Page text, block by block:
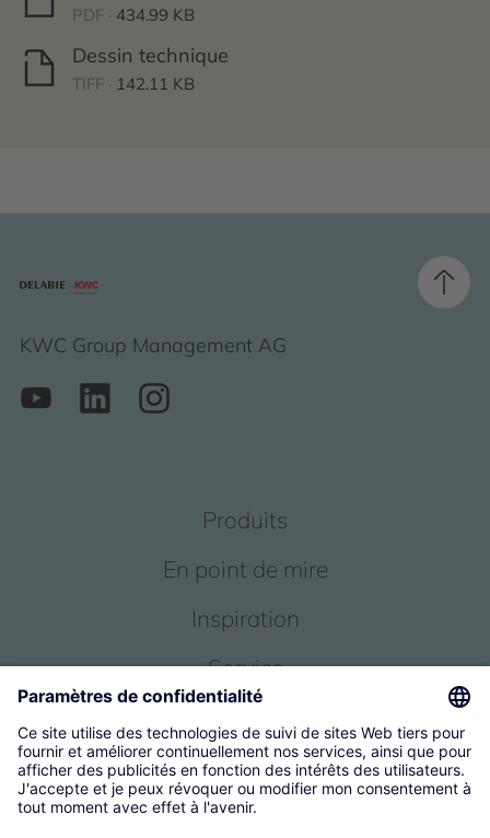
PDF · 434.99 KB
Dessin technique
TIFF · 142.11 KB
KWC Group Management AG
Produits
En point de mire
Inspiration
Service
© 2026 KWC Group Management AG